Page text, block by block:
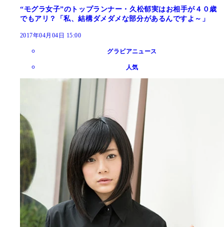
“モグラ女子”のトップランナー・久松郁実はお相手が４０歳
でもアリ？「私、結構ダメダメな部分があるんですよ～」
2017年04月04日 15:00
グラビアニュース
人気